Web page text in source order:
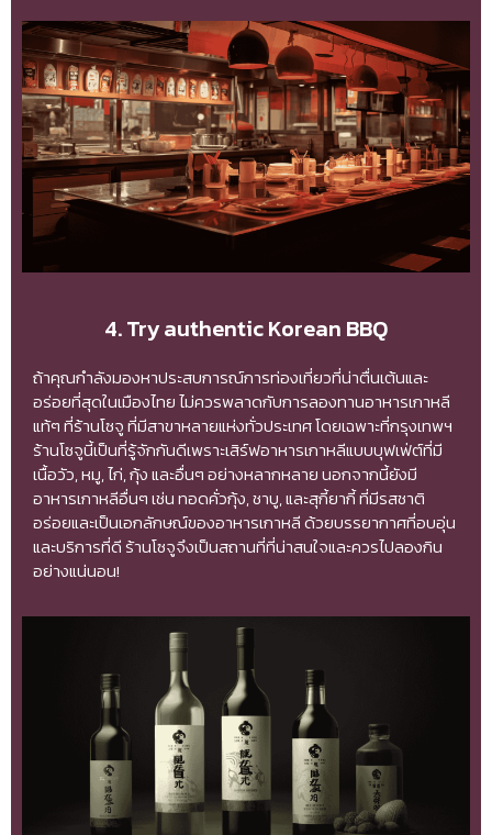
4. Try authentic Korean BBQ
ถ้าคุณกำลังมองหาประสบการณ์การท่องเที่ยวที่น่าตื่นเต้นและ
อร่อยที่สุดในเมืองไทย ไม่ควรพลาดกับการลองทานอาหารเกาหลี
แท้ๆ ที่ร้านโซจู ที่มีสาขาหลายแห่งทั่วประเทศ โดยเฉพาะที่กรุงเทพฯ
ร้านโซจูนี้เป็นที่รู้จักกันดีเพราะเสิร์ฟอาหารเกาหลีแบบบุฟเฟ่ต์ที่มี
เนื้อวัว, หมู, ไก่, กุ้ง และอื่นๆ อย่างหลากหลาย นอกจากนี้ยังมี
อาหารเกาหลีอื่นๆ เช่น ทอดคั่วกุ้ง, ชาบู, และสุกี้ยากี้ ที่มีรสชาติ
อร่อยและเป็นเอกลักษณ์ของอาหารเกาหลี ด้วยบรรยากาศที่อบอุ่น
และบริการที่ดี ร้านโซจูจึงเป็นสถานที่ที่น่าสนใจและควรไปลองกิน
อย่างแน่นอน!